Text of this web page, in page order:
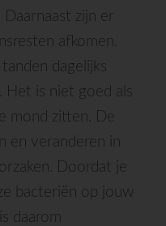
zijn er
afkomen.
dagelijks
is niet goed als
mond zitten. De
en veranderen in
Doordat je
bacteriën op jouw
daarom